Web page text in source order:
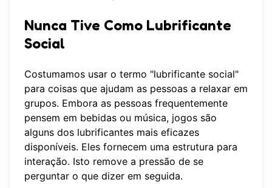
Nunca Tive Como Lubrificante
Social
Costumamos usar o termo "lubrificante social"
para coisas que ajudam as pessoas a relaxar em
grupos. Embora as pessoas frequentemente
pensem em bebidas ou música, jogos são
alguns dos lubrificantes mais eficazes
disponíveis. Eles fornecem uma estrutura para
interação. Isto remove a pressão de se
perguntar o que dizer em seguida.